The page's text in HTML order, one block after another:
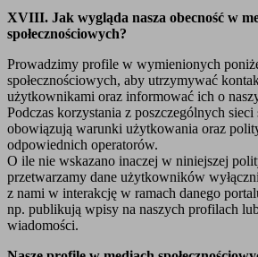
XVIII. Jak wygląda nasza obecność w
społecznościowych?
Prowadzimy profile w wymienionych
społecznościowych, aby utrzymywać
użytkownikami oraz informować ich o
Podczas korzystania z poszczególnych sieci
obowiązują warunki użytkowania oraz
odpowiednich operatorów.
O ile nie wskazano inaczej w niniejszej
przetwarzamy dane użytkowników
z nami w interakcję w ramach danego
np. publikują wpisy na naszych profilach
wiadomości.